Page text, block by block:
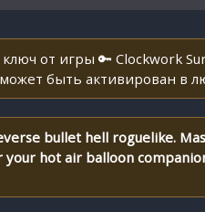
от игры 🔑 Clockwork
быть активирован в
bullet hell roguelike.
hot air balloon